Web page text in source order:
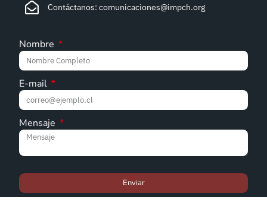
Contáctanos: comunicaciones@impch.org
Nombre
E-mail
Mensaje
Enviar